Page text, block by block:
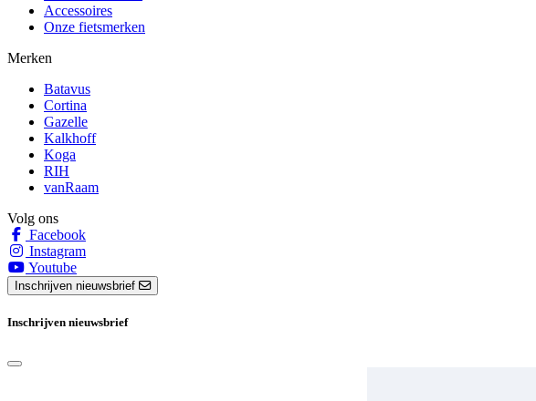
Accessoires
Onze fietsmerken
Merken
Batavus
Cortina
Gazelle
Kalkhoff
Koga
RIH
vanRaam
Volg ons
Facebook
Instagram
Youtube
Inschrijven nieuwsbrief
Inschrijven nieuwsbrief